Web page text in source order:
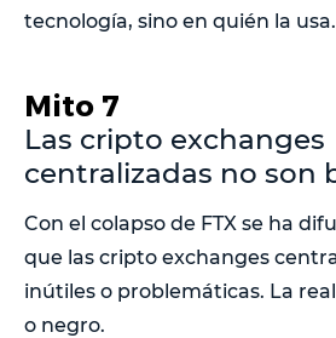
tecnología, sino en quién la usa.
Mito 7
Las cripto exchanges
centralizadas no son
Con el colapso de FTX se ha
que las cripto exchanges
inútiles o problemáticas. La
o negro.